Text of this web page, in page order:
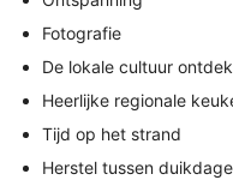
Fotografie
De lokale cultuur
Heerlijke regionale
Tijd op het strand
Herstel tussen